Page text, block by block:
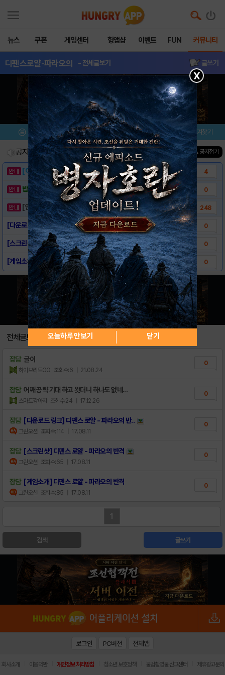
뉴스 쿠폰 게임센터 헝앱샵 이벤트 FUN 커뮤니티
디펜스로얄-파라오의 - 전체글보기 글쓰기
메뉴 이벤트/미션 설치/평가 즐겨찾기
공지사항 진행중인 이벤트0 건 ▲ 공지접기
[이벤트] 웃음으로 매일매일 해피! 유머 게시.. 4
밥알이의 헝앱통신 ⑲ “밥알이, 드디어 멀티를.. 0
[안내] 헝그리앱 필수 상식! 밥알 획득 안내.. 248
[다운로드 링크] 디펜스 로얄 - 파라오의 반.. 0
[스크린샷] 디펜스 로얄 - 파라오의 반격 0
[게임소개] 디펜스 로얄 - 파라오의 반격 0
전체글보기
잡담 글이
하이브리드GO 조회수:6 | 21.08.24
0
잡담 어째 공략 기대 하고 왓더니 하나도 없네...
스마트강아지 조회수:24 | 17.12.26
0
잡담 [다운로드 링크] 디펜스 로얄 - 파라오의 반..
그린오션 조회수:114 | 17.08.11
0
잡담 [스크린샷] 디펜스 로얄 - 파라오의 반격
그린오션 조회수:65 | 17.08.11
0
잡담 [게임소개] 디펜스 로얄 - 파라오의 반격
그린오션 조회수:85 | 17.08.11
0
1
검색 글쓰기
X
오늘하루 안보기 닫기
로그인 PC버전 전체앱
회사소개 이용약관 개인정보 처리방침 청소년 보호정책 불법촬영물 신고센터 제휴광고문의